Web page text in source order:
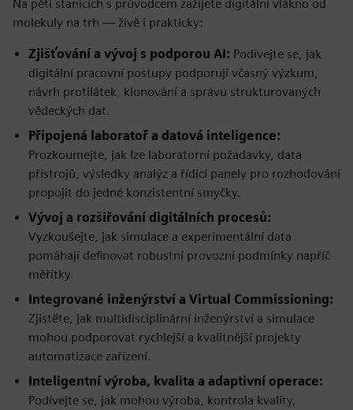
Na pěti stanicích s průvodcem zažijete digitální vlákno od
molekuly na trh — živě i prakticky:
Zjišťování a vývoj s podporou AI: Podívejte se, jak
digitální pracovní postupy podporují včasný výzkum,
návrh protilátek, klonování a správu strukturovaných
vědeckých dat.
Připojená laboratoř a datová inteligence:
Prozkoumejte, jak lze laboratorní požadavky, data
přístrojů, výsledky analýz a řídicí panely pro rozhodování
propojit do jedné konzistentní smyčky.
Vývoj a rozšiřování digitálních procesů:
Vyzkoušejte, jak simulace a experimentální data
pomáhají definovat robustní provozní podmínky napříč
měřítky.
Integrované inženýrství a Virtual Commissioning:
Zjistěte, jak multidisciplinární inženýrství a simulace
mohou podporovat rychlejší a kvalitnější projekty
automatizace zařízení.
Inteligentní výroba, kvalita a adaptivní operace:
Podívejte se, jak mohou výroba, kontrola kvality,